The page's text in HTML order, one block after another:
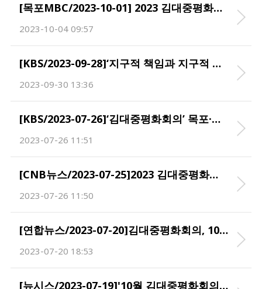
[목포MBC/2023-10-01] 2023 김대중평화회의..20개국 석학 모인다
2023-10-04 09:57
[KBS/2023-09-28]‘지구적 책임과 지구적 평화’···김대중평화회의 국제학술대회 5~6일 열린다
2023-09-30 13:36
[KBS/2023-07-26]‘김대중평화회의’ 목포·신안에서 10월 개최
2023-07-26 11:51
[CNB뉴스/2023-07-25]2023 김대중평화회의, 전남 신안‧목포서 오는 10월 4일 개최
2023-07-26 11:50
[연합뉴스/2023-07-20]김대중평화회의, 10월 '지구적 책임·평화' 주제로 개최
2023-07-20 18:53
[뉴시스/2023-07-19]'10월 김대중평화회의 성공 개최'…전남도, 준비 집중